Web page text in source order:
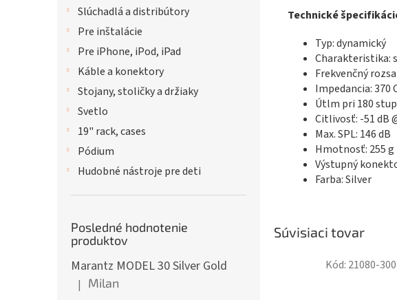
Slúchadlá a distribútory
Pre inštalácie
Pre iPhone, iPod, iPad
Káble a konektory
Stojany, stoličky a držiaky
Svetlo
19" rack, cases
Pódium
Hudobné nástroje pre deti
Posledné hodnotenie
produktov
Marantz MODEL 30 Silver Gold
Hodnotenie produktu je 5 z 5 hviezdičiek.
| Milan
Technické
Typ: dynamický
Charakteristika:
Frekvenčný
Impedancia: 370
Útlm pri 180
Citlivosť: -51 dB
Max. SPL: 146 dB
Hmotnosť: 255 g
Výstupný
Farba: Silver
Súvisiaci tovar
Kód: 21080-